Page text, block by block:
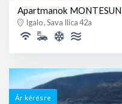
Apartmanok MONTESUN
Igalo , Sava Ilica 42a
Ár kérésre